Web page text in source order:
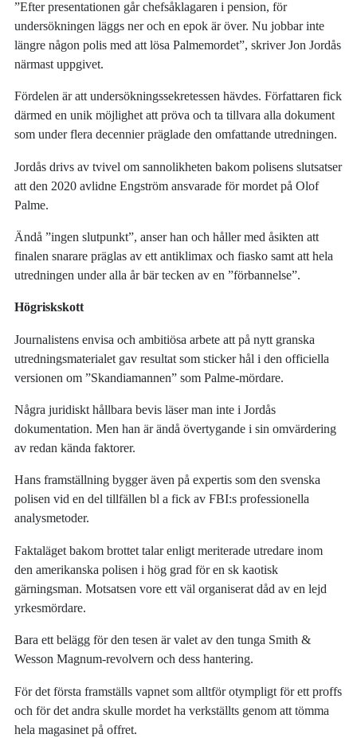
”Efter presentationen går chefsåklagaren i pension, för
undersökningen läggs ner och en epok är över. Nu jobbar inte
längre någon polis med att lösa Palmemordet”, skriver Jon Jordås
närmast uppgivet.
Fördelen är att undersökningssekretessen hävdes. Författaren fick
därmed en unik möjlighet att pröva och ta tillvara alla dokument
som under flera decennier präglade den omfattande utredningen.
Jordås drivs av tvivel om sannolikheten bakom polisens slutsatser
att den 2020 avlidne Engström ansvarade för mordet på Olof
Palme.
Ändå ”ingen slutpunkt”, anser han och håller med åsikten att
finalen snarare präglas av ett antiklimax och fiasko samt att hela
utredningen under alla år bär tecken av en ”förbannelse”.
Högriskskott
Journalistens envisa och ambitiösa arbete att på nytt granska
utredningsmaterialet gav resultat som sticker hål i den officiella
versionen om ”Skandiamannen” som Palme-mördare.
Några juridiskt hållbara bevis läser man inte i Jordås
dokumentation. Men han är ändå övertygande i sin omvärdering
av redan kända faktorer.
Hans framställning bygger även på expertis som den svenska
polisen vid en del tillfällen bl a fick av FBI:s professionella
analysmetoder.
Faktaläget bakom brottet talar enligt meriterade utredare inom
den amerikanska polisen i hög grad för en sk kaotisk
gärningsman. Motsatsen vore ett väl organiserat dåd av en lejd
yrkesmördare.
Bara ett belägg för den tesen är valet av den tunga Smith &
Wesson Magnum-revolvern och dess hantering.
För det första framställs vapnet som alltför otympligt för ett proffs
och för det andra skulle mordet ha verkställts genom att tömma
hela magasinet på offret.